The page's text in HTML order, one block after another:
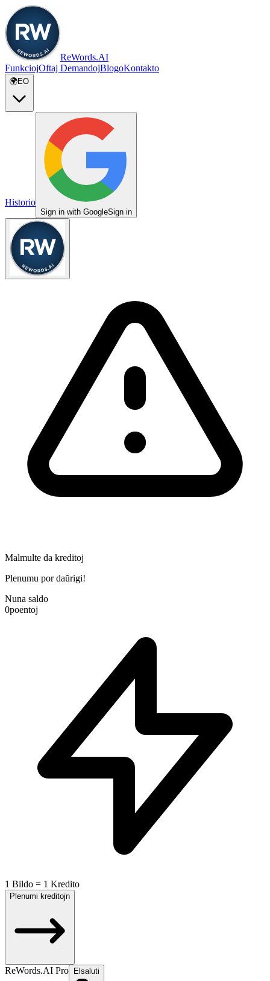
ReWords.AI
FunkciojOftaj DemandojBlogoKontakto
🌍EO
Historio
Sign in with GoogleSign in
Malmulte da kreditoj
Plenumu por daŭrigi!
Nuna saldo
0poentoj
1 Bildo = 1 Kredito
Plenumi kreditojn
ReWords.AI Pro Elsaluti